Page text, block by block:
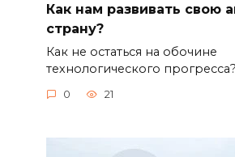
Как нам развивать свою
страну?
Как не остаться на обочине
технологического прогресса?
0 21